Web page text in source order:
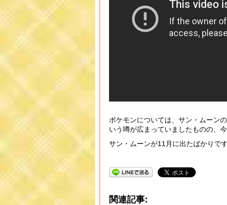
ポケモンについては、サン・ムーン
いう噂が広まっていましたものの、
サン・ムーンが11月に出たばかりで
関連記事: